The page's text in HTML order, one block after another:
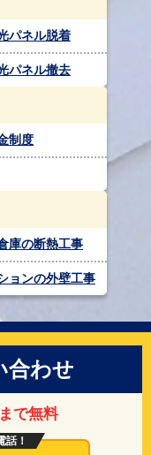
パネル脱着
パネル撤去
制度
庫の断熱工事
ョンの外壁工事
合わせ
で無料
話！